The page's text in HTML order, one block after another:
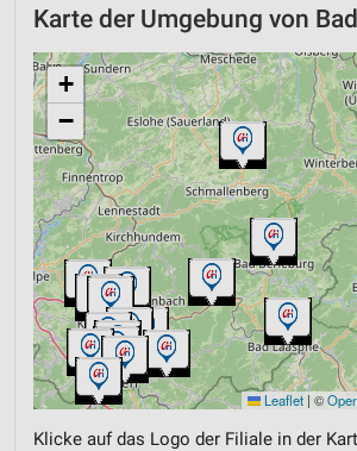
Karte der Umgebung von
+
−
Leaflet | ©
Klicke auf das Logo der Filiale in der